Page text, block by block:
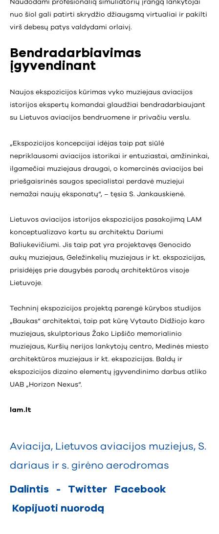
Naudodami profesionalią simuliatorių įrangą lankytojai
nuo šiol gali patirti skrydžio džiaugsmą virtualiai ir pakilti
virš debesų patys valdydami orlaivį.
Bendradarbiavimas
įgyvendinant
Naujos ekspozicijos kūrimas vyko muziejaus aviacijos
istorijos ekspertų komandai glaudžiai bendradarbiaujant
su Lietuvos aviacijos bendruomene ir privačiu verslu.
„Ekspozicijos koncepcijai idėjas taip pat siūlė
nepriklausomi aviacijos istorikai ir entuziastai, amžininkai,
ilgamečiai muziejaus draugai, o komercinės aviacijos bei
priešgaisrinės saugos specialistai perdavė muziejui
nemažai naujų eksponatų“, – tęsia S. Jankauskienė.
Lietuvos aviacijos istorijos ekspozicijos pasakojimą LAM
konceptualizavo kartu su architektu Dariumi
Baliukevičiumi. Jis taip pat yra projektavęs Genocido
aukų muziejaus, Geležinkelių muziejaus ir kt. ekspozicijas,
prisidėjęs prie daugybės parodų architektūros visoje
Lietuvoje.
Techninį ekspozicijos projektą parengė kūrybos studijos
„Baukas“ architektai, taip pat kūrę Vytauto Didžiojo karo
muziejaus, skulptoriaus Žako Lipšičo memorialinio
muziejaus, Kuršių nerijos lankytojų centro, Medinės miesto
architektūros muziejaus ir kt. ekspozicijas. Baldų ir
ekspozicijos dizaino elementų įgyvendinimo darbus atliko
UAB „Horizon Nexus“.
lam.lt
Aviacija, Lietuvos aviacijos muziejus, S.
dariaus ir s. girėno aerodromas
Dalintis - Twitter
Facebook
Kopijuoti nuorodą